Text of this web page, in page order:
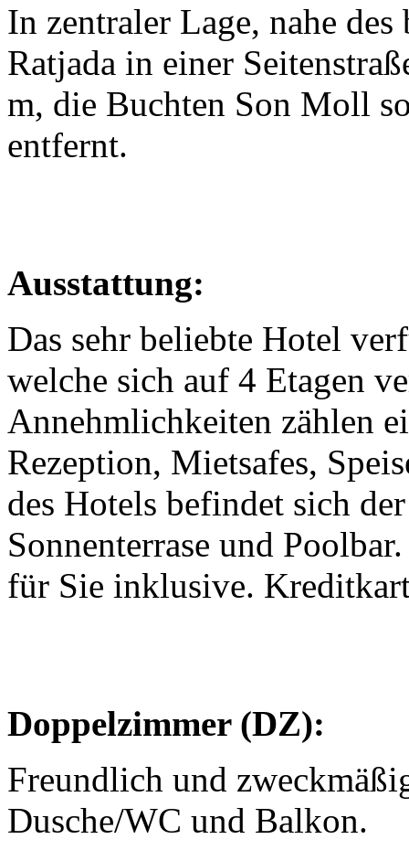
In zentraler Lage, nahe
Ratjada in einer
m, die Buchten Son Moll
entfernt.
Ausstattung:
Das sehr beliebte Hotel
welche sich auf 4 Etagen
Annehmlichkeiten zählen
Rezeption, Mietsafes,
des Hotels befindet sich
Sonnenterrase und
für Sie inklusive.
Doppelzimmer (DZ):
Freundlich und
Dusche/WC und Balkon.